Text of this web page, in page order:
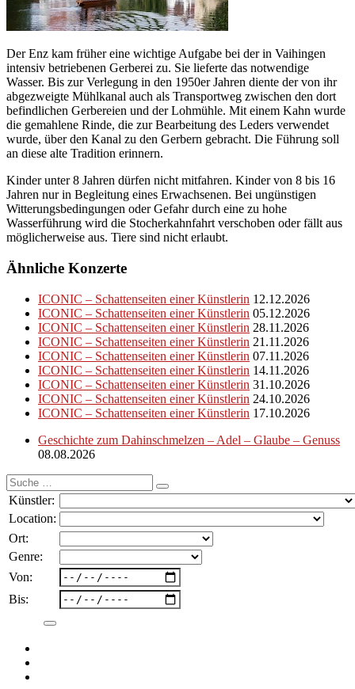
Der Enz kam früher eine wichtige Aufgabe bei der in Vaihingen
intensiv betriebenen Gerberei zu. Sie lieferte das notwendige
Wasser. Bis zur Verlegung in den 1950er Jahren diente der von ihr
abgezweigte Mühlkanal auch als Transportweg zwischen den dort
befindlichen Gerbereien und der Lohmühle. Mit einem Kahn wurde
die gemahlene Rinde, die zur Bearbeitung des Leders verwendet
wurde, über den Kanal zu den Gerbern gebracht. Die Führung soll
an diese alte Tradition erinnern.
Kinder unter 8 Jahren dürfen nicht mitfahren. Kinder von 8 bis 16
Jahren nur in Begleitung eines Erwachsenen. Bei ungünstigen
Witterungsbedingungen oder Gefahr durch eine zu hohe
Wasserführung wird die Stocherkahnfahrt verschoben oder fällt aus
möglicherweise aus. Tiere sind nicht erlaubt.
Ähnliche Konzerte
ICONIC – Schattenseiten einer Künstlerin 12.12.2026
ICONIC – Schattenseiten einer Künstlerin 05.12.2026
ICONIC – Schattenseiten einer Künstlerin 28.11.2026
ICONIC – Schattenseiten einer Künstlerin 21.11.2026
ICONIC – Schattenseiten einer Künstlerin 07.11.2026
ICONIC – Schattenseiten einer Künstlerin 14.11.2026
ICONIC – Schattenseiten einer Künstlerin 31.10.2026
ICONIC – Schattenseiten einer Künstlerin 24.10.2026
ICONIC – Schattenseiten einer Künstlerin 17.10.2026
Geschichte zum Dahinschmelzen – Adel – Glaube – Genuss
08.08.2026
Suche
nach:
Künstler:
Location:
Ort:
Genre:
Von:
Bis: